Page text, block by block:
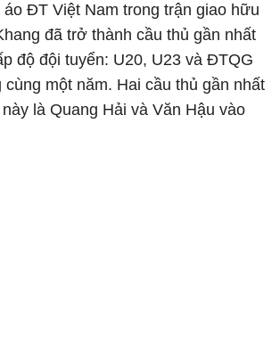
ĐT Việt Nam trong trận giao hữu
đã trở thành cầu thủ gần nhất
độ đội tuyển: U20, U23 và ĐTQG
cùng một năm. Hai cầu thủ gần nhất
là Quang Hải và Văn Hậu vào